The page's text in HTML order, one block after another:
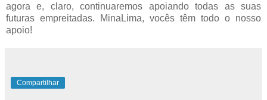
agora e, claro, continuaremos apoiando todas as suas
futuras empreitadas. MinaLima, vocês têm todo o nosso
apoio!
Compartilhar